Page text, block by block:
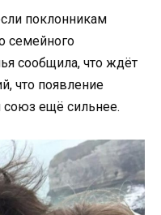
поклонникам
семейного
сообщила, что ждёт
что появление
союз ещё сильнее.